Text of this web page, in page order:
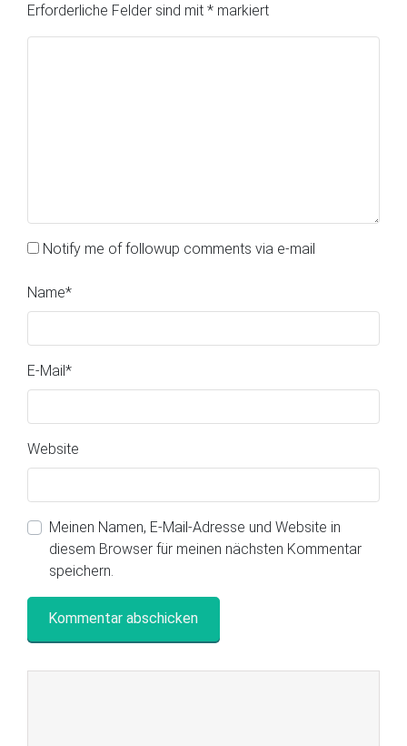
Erforderliche Felder sind mit * markiert
Notify me of followup comments via e-mail
Name*
E-Mail *
Website
Meinen Namen, E-Mail-Adresse und Website in
diesem Browser für meinen nächsten Kommentar
speichern.